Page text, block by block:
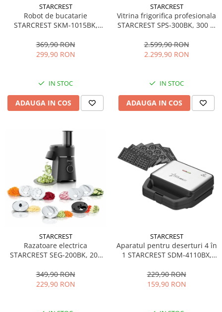
STARCREST
Robot de bucatarie
STARCREST SKM-1015BK,
Accesorii, 10 Viteze + Pulse,
Negru
369,90 RON
299,90 RON
IN STOC
ADAUGA IN COS
STARCREST
Vitrina frigorifica profesionala
STARCREST SPS-300BK, 300 L,
LED, H 169.5 cm, Negru
2.599,90 RON
2.299,90 RON
IN STOC
ADAUGA IN COS
STARCREST
Razatoare electrica
STARCREST SEG-200BK, 200
349,90 RON
229,90 RON
STARCREST
Aparatul pentru deserturi 4 în
1 STARCREST SDM-4110BX,
invelis ceramic pentru vafe,
nuci, gogosi si smile
229,90 RON
159,90 RON